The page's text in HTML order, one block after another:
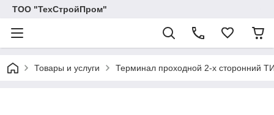
ТОО "ТехСтройПром"
Товары и услуги Терминал проходной 2-х сторонний